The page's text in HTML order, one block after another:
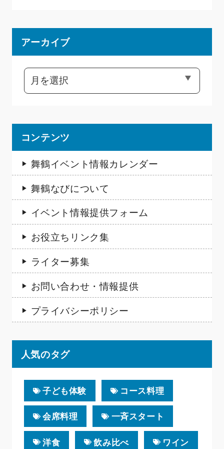
アーカイブ
人気のタグ
子ども体験 コース料理
会席料理 一斉スタート
洋食 飲み比べ ワイン
コンテンツ
舞鶴イベント情報カレンダー
舞鶴なびについて
イベント情報提供フォーム
お役立ちリンク集
ライター募集
お問い合わせ・情報提供
プライバシーポリシー